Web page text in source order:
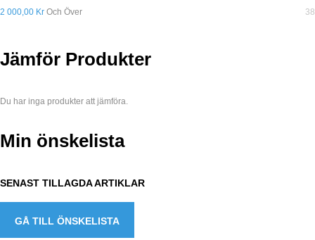
2 000,00 Kr Och Över 38
Jämför Produkter
Du har inga produkter att jämföra.
Min önskelista
SENAST TILLAGDA ARTIKLAR
GÅ TILL ÖNSKELISTA